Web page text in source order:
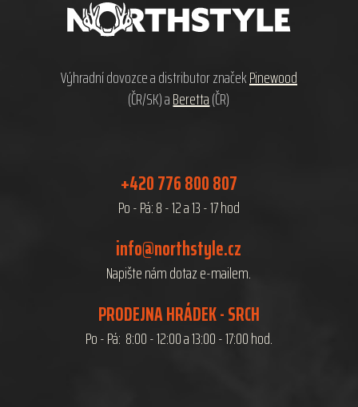
Výhradní dovozce a distributor značekPinewood
(ČR/SK) aBeretta(ČR)
+420 776 800 807
Po - Pá: 8 - 12 a 13 - 17 hod
info@northstyle.cz
Napište nám dotaz e-mailem.
PRODEJNA HRÁDEK - SRCH
Po - Pá: 8:00 - 12:00 a 13:00 - 17:00 hod.